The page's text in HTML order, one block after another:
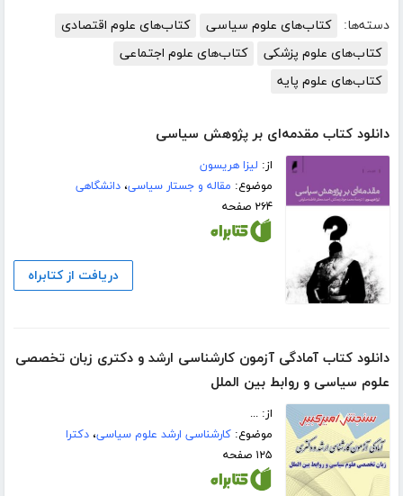
دسته‌ها: کتاب‌های علوم سیاسی
کتاب‌های علوم اقتصادی
کتاب‌های علوم پزشکی
کتاب‌های علوم اجتماعی
کتاب‌های علوم پایه
دانلود کتاب مقدمه‌ای بر پژوهش سیاسی
از: لیزا هریسون
موضوع: مقاله و جستار سیاسی،دانشگاهی
۲۶۴ صفحه
دریافت از کتابراه
دانلود کتاب آمادگی آزمون کارشناسی ارشد و دکتری زبان تخصصی
علوم سیاسی و روابط بین الملل
از: ...
موضوع:کارشناسی ارشد علوم سیاسی،دکترا
۱۲۵ صفحه